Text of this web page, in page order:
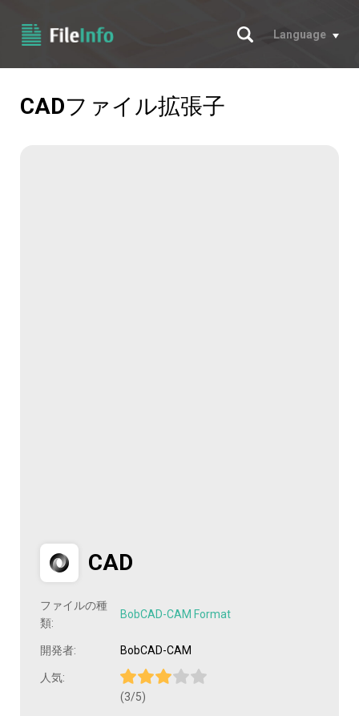
サーチ
Language
CADファイル拡張子
CAD
ファイルの種
類:
BobCAD-CAM Format
開発者: BobCAD-CAM
人気:
(3/5)